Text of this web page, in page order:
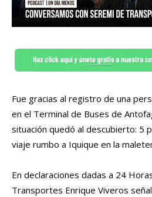
Fue gracias al registro de una
en el Terminal de Buses de
situación quedó al descubierto: 5
viaje rumbo a Iquique en la
En declaraciones dadas a 24
Transportes Enrique Viveros